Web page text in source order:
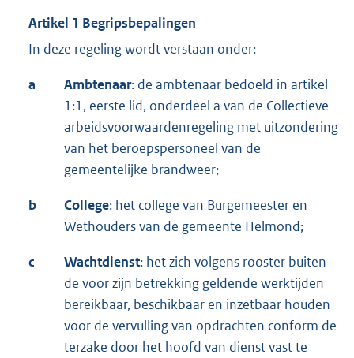
Artikel 1 Begripsbepalingen
In deze regeling wordt verstaan onder:
a Ambtenaar: de ambtenaar bedoeld in artikel
1:1, eerste lid, onderdeel a van de Collectieve
arbeidsvoorwaardenregeling met uitzondering
van het beroepspersoneel van de
gemeentelijke brandweer;
b College: het college van Burgemeester en
Wethouders van de gemeente Helmond;
c Wachtdienst: het zich volgens rooster buiten
de voor zijn betrekking geldende werktijden
bereikbaar, beschikbaar en inzetbaar houden
voor de vervulling van opdrachten conform de
terzake door het hoofd van dienst vast te